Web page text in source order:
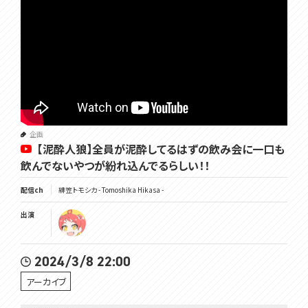
企画
【泥酔人狼】全員が泥酔してるはずの飲み会に一口も
飲んでないやつが紛れ込んでるらしい！！
配信ch 緋笠トモシカ - Tomoshika Hikasa -
出演
2024/3/8 22:00
アーカイブ